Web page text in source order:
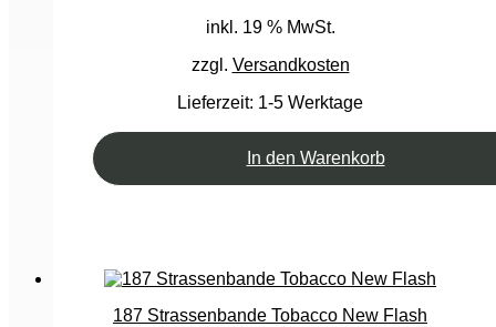
inkl. 19 % MwSt.
zzgl. Versandkosten
Lieferzeit: 1-5 Werktage
In den Warenkorb
187 Strassenbande Tobacco New Flash